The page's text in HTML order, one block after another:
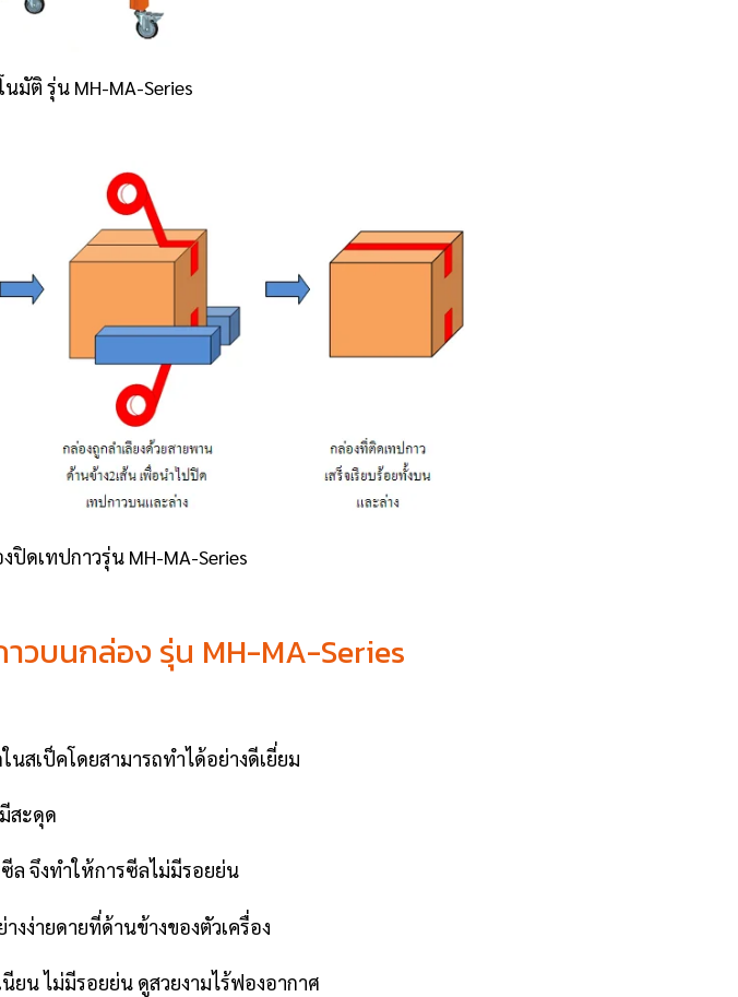
มัติ รุ่น MH-MA-Series
ดเทปกาวรุ่น MH-MA-Series
วบนกล่อง รุ่น MH-MA-Series
สเป็คโดยสามารถทำได้อย่างดีเยี่ยม
สะดุด
ล จึงทำให้การซีลไม่มีรอยย่น
ง่ายดายที่ด้านข้างของตัวเครื่อง
น ไม่มีรอยย่น ดูสวยงามไร้ฟองอากาศ